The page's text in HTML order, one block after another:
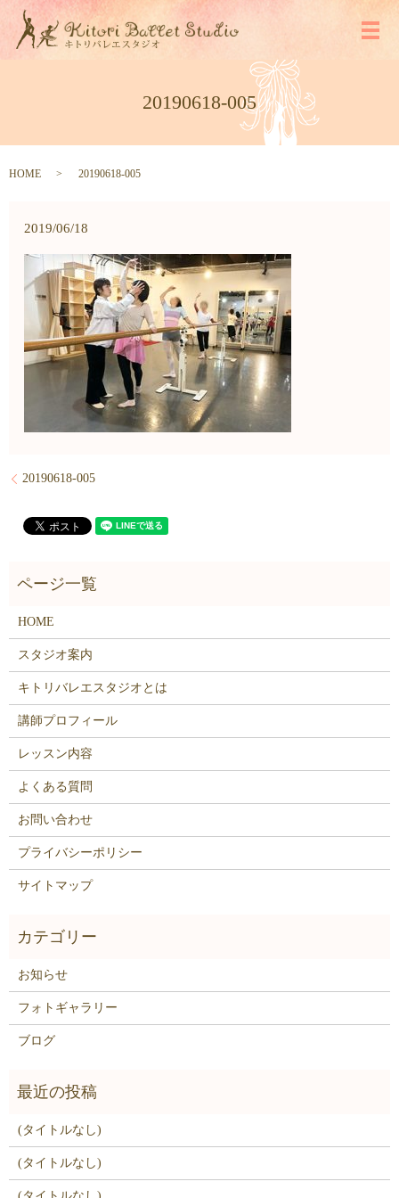
メ
20190618-005
HOME 20190618-005
2019/06/18
20190618-005
HOME
スタジオ案内
キトリバレエスタジオとは
講師プロフィール
レッスン内容
よくある質問
お問い合わせ
プライバシーポリシー
サイトマップ
お知らせ
フォトギャラリー
ブログ
(タイトルなし)
(タイトルなし)